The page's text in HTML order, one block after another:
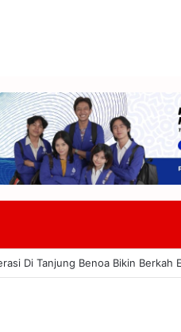
Kru Kapal Pesiar Jadi Peluang